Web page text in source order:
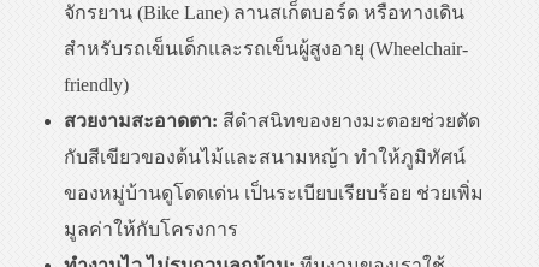
จักรยาน (Bike Lane) ลานสเก็ตบอร์ด หรือทางเดิน
สำหรับรถเข็นเด็กและรถเข็นผู้สูงอายุ (Wheelchair-
friendly)
สวยงามสะอาดตา: สีดำสนิทของยางมะตอยช่วยตัด
กับสีเขียวของต้นไม้และสนามหญ้า ทำให้ภูมิทัศน์
ของหมู่บ้านดูโดดเด่น เป็นระเบียบเรียบร้อย ช่วยเพิ่ม
มูลค่าให้กับโครงการ